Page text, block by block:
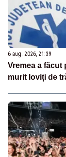
6 aug. 2026, 21:39
Vremea a făcut
murit loviți de